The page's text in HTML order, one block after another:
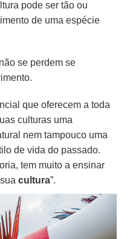
pode ser tão ou
de uma espécie
se perdem se
que oferecem a toda
culturas uma
nem tampouco uma
de vida do passado.
tem muito a ensinar
suacultura”.